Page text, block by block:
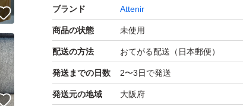
ブランド Attenir
商品の状態 未使用
配送の方法 おてがる配送（日本郵便）
発送までの日数 2〜3日で発送
発送元の地域 大阪府
いいね！
いいね！